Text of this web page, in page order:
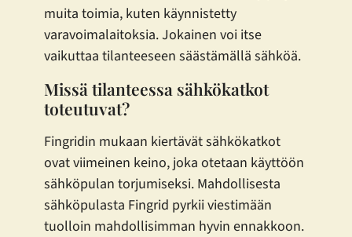
muita toimia, kuten käynnistetty
varavoimalaitoksia. Jokainen voi itse
vaikuttaa tilanteeseen säästämällä sähköä.
Missä tilanteessa sähkökatkot
toteutuvat?
Fingridin mukaan kiertävät sähkökatkot
ovat viimeinen keino, joka otetaan käyttöön
sähköpulan torjumiseksi. Mahdollisesta
sähköpulasta Fingrid pyrkii viestimään
tuolloin mahdollisimman hyvin ennakkoon.